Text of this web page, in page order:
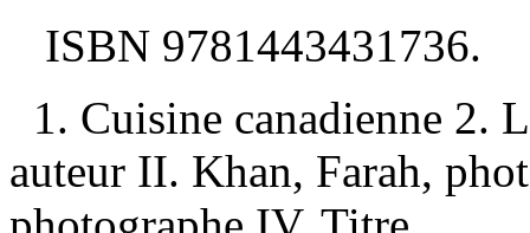
ISBN 9781443431736.
1. Cuisine canadienne 2.
auteur II. Khan, Farah,